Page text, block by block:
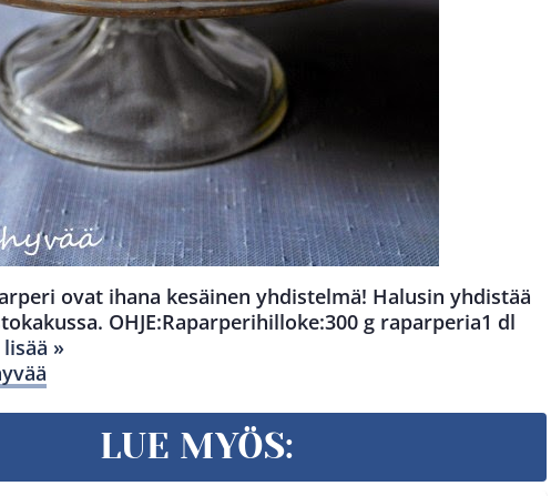
ovat ihana kesäinen yhdistelmä! Halusin yhdistää
OHJE:Raparperihilloke:300 g raparperia1 dl
»
LUE MYÖS: